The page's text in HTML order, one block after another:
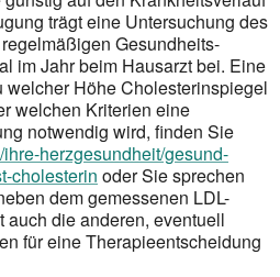
trägt eine Untersuchung des
Gesundheits-
im Jahr beim Hausarzt bei. Eine
welcher Höhe Cholesterinspiegel
welchen Kriterien eine
notwendig wird, finden Sie
herzgesundheit/gesund-
cholesterin oder Sie sprechen
dem gemessenen LDL-
die anderen, eventuell
für eine Therapieentscheidung